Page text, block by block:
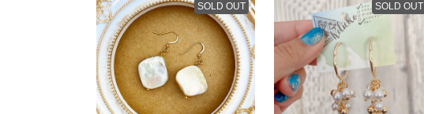
SOLD OUT SOLD OUT